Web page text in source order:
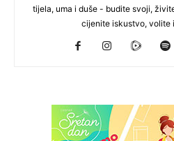
tijela, uma i duše - budite svoji,
cijenite iskustvo, volite